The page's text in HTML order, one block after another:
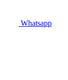
Whatsapp